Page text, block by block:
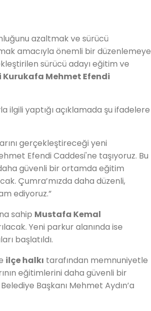
azaltmak ve sürücü
amacıyla önemli bir düzenlemeye
sürücü adayı eğitim ve
Kurukafa Mehmet Efendi
ilgili yaptığı açıklamada şu ifadelere
gerçekleştireceği yeni
Efendi Caddesi'ne taşıyoruz. Bu
güvenli bir ortamda eğitim
Çumra’mızda daha düzenli,
ediyoruz.”
sahip Mustafa Kemal
Yeni parkur alanında ise
başlatıldı.
ilçe halkı tarafından memnuniyetle
eğitimlerini daha güvenli bir
Başkanı Mehmet Aydın’a